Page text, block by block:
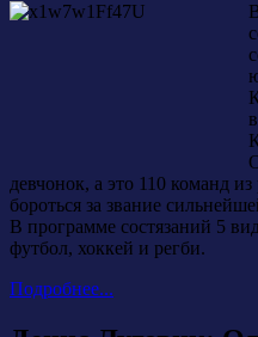
девчонок, а это 110 команд
бороться за звание
В программе состязаний 5
футбол, хоккей и регби.
Подробнее...